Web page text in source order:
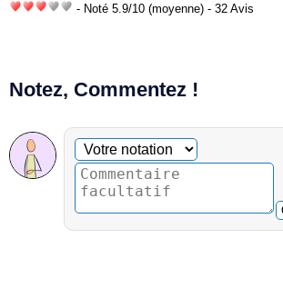
- Noté 5.9/10 (moyenne) - 32 Avis
Notez, Commentez !
Commentaire facultatif
Votre notation